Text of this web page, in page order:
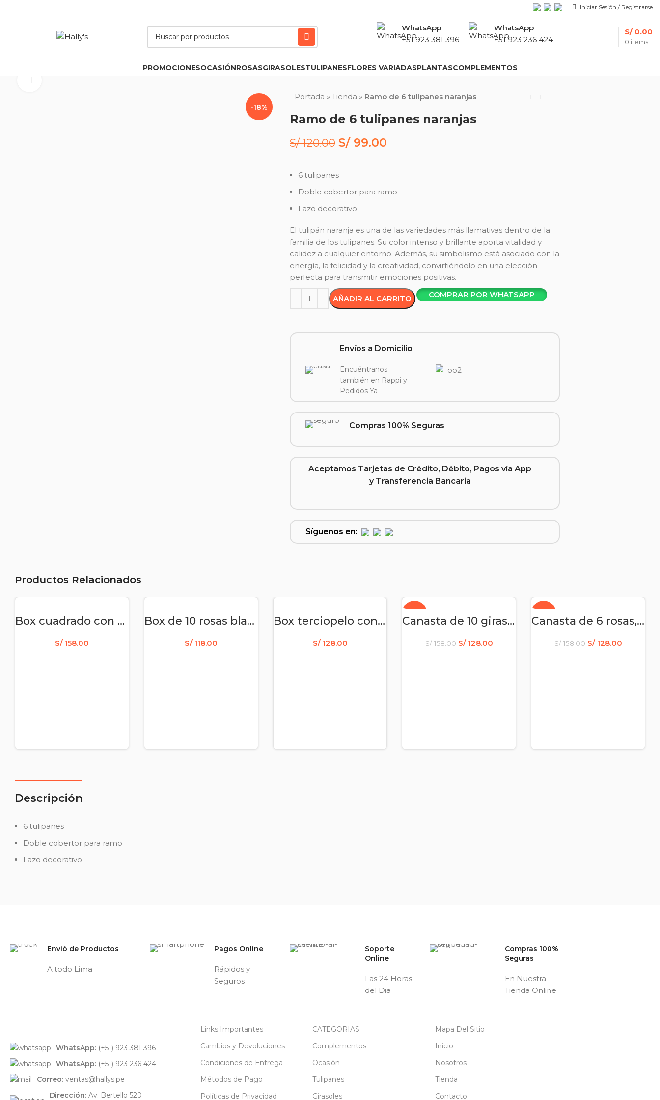
Iniciar Sesión / Registrarse
WhatsApp
+51 923 381 396
WhatsApp
+51 923 236 424
0 items
S/0.00
PROMOCIONESOCASIÓNROSASGIRASOLESTULIPANESFLORES VARIADASPLANTASCOMPLEMENTOS
-18%
Portada »Tienda » Ramo de 6 tulipanes naranjas
Ramo de 6 tulipanes naranjas
S/120.00 S/99.00
6 tulipanes
Doble cobertor para ramo
Lazo decorativo
El tulipán naranja es una de las variedades más llamativas dentro de la
familia de los tulipanes. Su color intenso y brillante aporta vitalidad y
calidez a cualquier entorno. Además, su simbolismo está asociado con la
energía, la felicidad y la creatividad, convirtiéndolo en una elección
perfecta para transmitir emociones positivas.
AÑADIR AL CARRITO COMPRAR POR WHATSAPP
Envíos a Domicilio
Encuéntranos
también en Rappi y
Pedidos Ya
Compras 100% Seguras
Aceptamos Tarjetas de Crédito, Débito, Pagos vía App
y Transferencia Bancaria
Síguenos en:
Productos Relacionados
Box cuadrado con 8 tulipanes rojos – amor – aniversario rojo
S/158.00
Box de 10 rosas blancas y rosadas
S/118.00
Box terciopelo con 8 girasoles – flores amarillas – Box puede variar según stock
S/128.00
Canasta de 10 girasoles
S/158.00 S/128.00
Canasta de 6 rosas, 3 girasoles y peluche – Para mi reina – flores amarillas
S/158.00 S/128.00
Descripción
6 tulipanes
Doble cobertor para ramo
Lazo decorativo
Envió de Productos
A todo Lima
Pagos Online
Rápidos y
Seguros
Soporte
Online
Las 24 Horas
del Dia
Compras 100%
Seguras
En Nuestra
Tienda Online
WhatsApp: (+51) 923 381 396
WhatsApp: (+51) 923 236 424
Correo: ventas@hallys.pe
Dirección: Av. Bertello 520
Links Importantes
Cambios y Devoluciones
Condiciones de Entrega
Métodos de Pago
Políticas de Privacidad
CATEGORIAS
Complementos
Ocasión
Tulipanes
Girasoles
Mapa Del Sitio
Inicio
Nosotros
Tienda
Contacto